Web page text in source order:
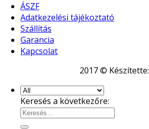
ÁSZF
Adatkezelési tájékoztató
Szállítás
Garancia
Kapcsolat
2017 © Készítette:
Keresés a következőre: